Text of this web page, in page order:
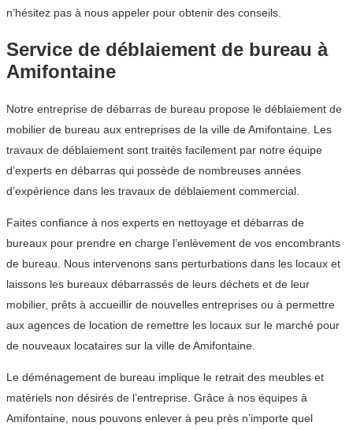
n’hésitez pas à nous appeler pour obtenir des conseils.
Service de déblaiement de bureau à
Amifontaine
Notre entreprise de débarras de bureau propose le déblaiement de
mobilier de bureau aux entreprises de la ville de Amifontaine. Les
travaux de déblaiement sont traités facilement par notre équipe
d’experts en débarras qui possède de nombreuses années
d’expérience dans les travaux de déblaiement commercial.
Faites confiance à nos experts en nettoyage et débarras de
bureaux pour prendre en charge l’enlèvement de vos encombrants
de bureau. Nous intervenons sans perturbations dans les locaux et
laissons les bureaux débarrassés de leurs déchets et de leur
mobilier, prêts à accueillir de nouvelles entreprises ou à permettre
aux agences de location de remettre les locaux sur le marché pour
de nouveaux locataires sur la ville de Amifontaine.
Le déménagement de bureau implique le retrait des meubles et
matériels non désirés de l’entreprise. Grâce à nos équipes à
Amifontaine, nous pouvons enlever à peu près n’importe quel